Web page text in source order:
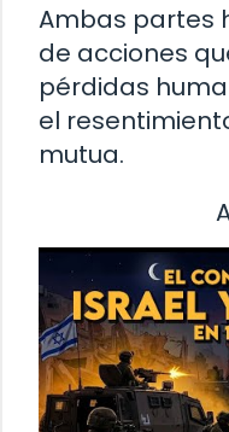
Ambas partes
de acciones
pérdidas
el
mutua.